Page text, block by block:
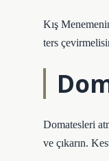
Kış
ters
Domatesleri
ve çıkarın.